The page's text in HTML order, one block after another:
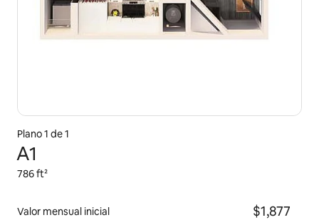
Plano 1 de 1
A1
786 ft²
Valor mensual inicial $1,877